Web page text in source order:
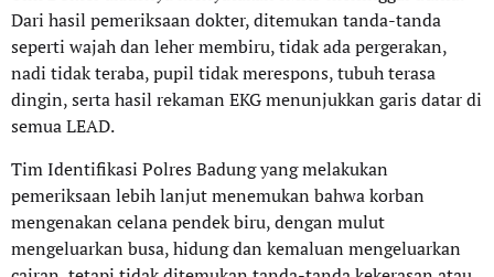
Dari hasil pemeriksaan dokter, ditemukan tanda-tanda
seperti wajah dan leher membiru, tidak ada pergerakan,
nadi tidak teraba, pupil tidak merespons, tubuh terasa
dingin, serta hasil rekaman EKG menunjukkan garis datar di
semua LEAD.
Tim Identifikasi Polres Badung yang melakukan
pemeriksaan lebih lanjut menemukan bahwa korban
mengenakan celana pendek biru, dengan mulut
mengeluarkan busa, hidung dan kemaluan mengeluarkan